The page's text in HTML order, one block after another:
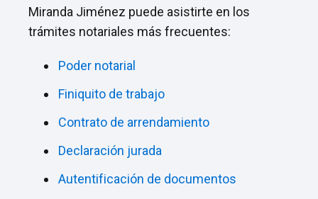
Miranda Jiménez puede asistirte en los
trámites notariales más frecuentes:
Poder notarial
Finiquito de trabajo
Contrato de arrendamiento
Declaración jurada
Autentificación de documentos